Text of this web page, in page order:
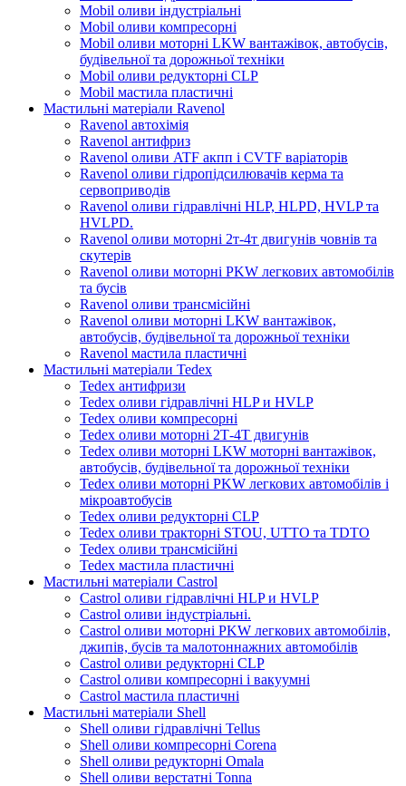
Mobil оливи індустріальні
Mobil оливи компресорні
Mobil оливи моторні LKW вантажівок, автобусів,
будівельної та дорожньої техніки
Mobil оливи редукторні CLP
Mobil мастила пластичні
Мастильні матеріали Ravenol
Ravenol автохімія
Ravenol антифриз
Ravenol оливи ATF акпп і CVTF варіаторів
Ravenol оливи гідропідсилювачів керма та
сервоприводів
Ravenol оливи гідравлічні HLP, HLPD, HVLP та
HVLPD.
Ravenol оливи моторні 2т-4т двигунів човнів та
скутерів
Ravenol оливи моторні PKW легкових автомобілів
та бусів
Ravenol оливи трансмісійні
Ravenol оливи моторні LKW вантажівок,
автобусів, будівельної та дорожньої техніки
Ravenol мастила пластичні
Мастильні матеріали Tedex
Tedex антифризи
Tedex оливи гідравлічні HLP и HVLP
Tedex оливи компресорні
Tedex оливи моторні 2Т-4Т двигунів
Tedex оливи моторні LKW моторні вантажівок,
автобусів, будівельної та дорожньої техніки
Tedex оливи моторні PKW легкових автомобілів і
мікроавтобусів
Tedex оливи редукторні CLP
Tedex оливи тракторні STOU, UTTO та TDTO
Tedex оливи трансмісійні
Tedex мастила пластичні
Мастильні матеріали Castrol
Castrol оливи гідравлічні HLP и HVLP
Castrol оливи індустріальні.
Castrol оливи моторні PKW легкових автомобілів,
джипів, бусів та малотоннажних автомобілів
Castrol оливи редукторні CLP
Castrol оливи компресорні і вакуумні
Castrol мастила пластичні
Мастильні матеріали Shell
Shell оливи гідравлічні Tellus
Shell оливи компресорні Corena
Shell оливи редукторні Omala
Shell оливи верстатні Tonna